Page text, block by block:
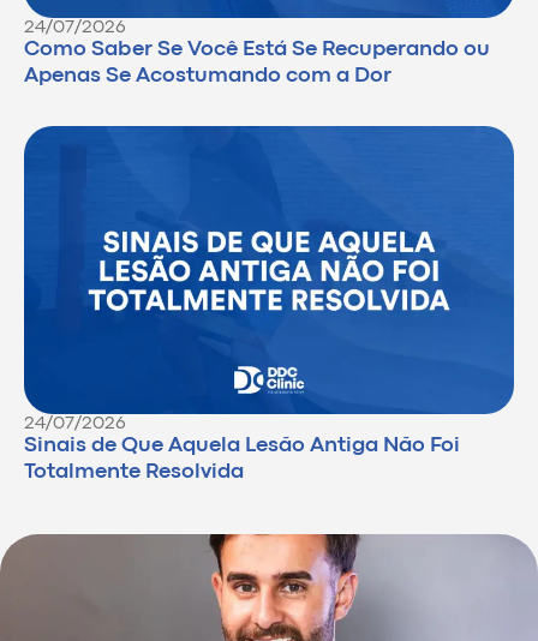
24/07/2026
Como Saber Se Você Está Se Recuperando ou
Apenas Se Acostumando com a Dor
24/07/2026
Sinais de Que Aquela Lesão Antiga Não Foi
Totalmente Resolvida